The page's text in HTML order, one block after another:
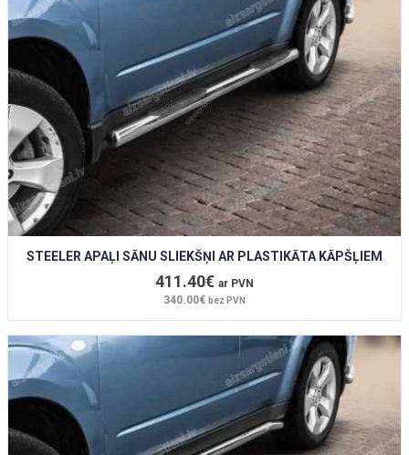
STEELER APAĻI SĀNU SLIEKŠŅI AR PLASTIKĀTA KĀPŠĻIEM
411.40€ ar PVN
340.00€ bez PVN